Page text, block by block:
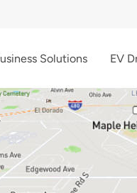
Solutions EV